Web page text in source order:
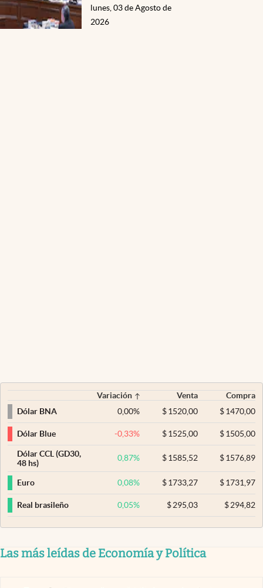
lunes, 03 de Agosto de
2026
Variación Venta
Compra
Dólar BNA
0,00% $ 1520,00 $1470,00
Dólar Blue -0,33% $ 1525,00 $1505,00
Dólar CCL (GD30,
48 hs)
0,87% $ 1585,52 $1576,89
Euro 0,08% $ 1733,27 $1731,97
Real brasileño 0,05% $ 295,03 $294,82
Las más leídas de Economía y Política